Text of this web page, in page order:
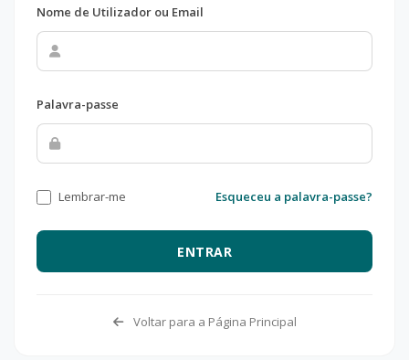
Nome de Utilizador ou Email
Palavra-passe
Lembrar-me Esqueceu a palavra-passe?
ENTRAR
Voltar para a Página Principal